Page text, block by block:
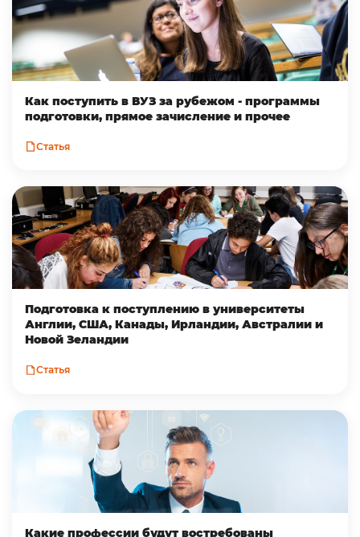
Как поступить в ВУЗ за рубежом - программы
подготовки, прямое зачисление и прочее
Статья
Подготовка к поступлению в университеты
Англии, США, Канады, Ирландии, Австралии и
Новой Зеландии
Статья
Какие профессии будут востребованы